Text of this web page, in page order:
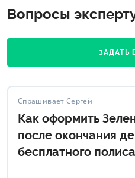
Вопросы
ЗАДАТЬ
Спрашивает Сергей
Как оформить
после окончания
бесплатного